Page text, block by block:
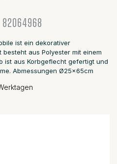
82064968
ist ein dekorativer
aus Polyester mit einem
ist aus Korbgeflecht gefertigt und
Abmessungen Ø25x65cm